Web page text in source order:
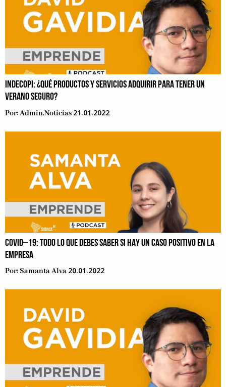
INDECOPI: ¿QUÉ PRODUCTOS Y SERVICIOS ADQUIRIR PARA TENER UN
VERANO SEGURO?
Por:Admin.noticias 21.01.2022
COVID–19: TODO LO QUE DEBES SABER SI HAY UN CASO POSITIVO EN LA
EMPRESA
Por:Samanta Alva 20.01.2022